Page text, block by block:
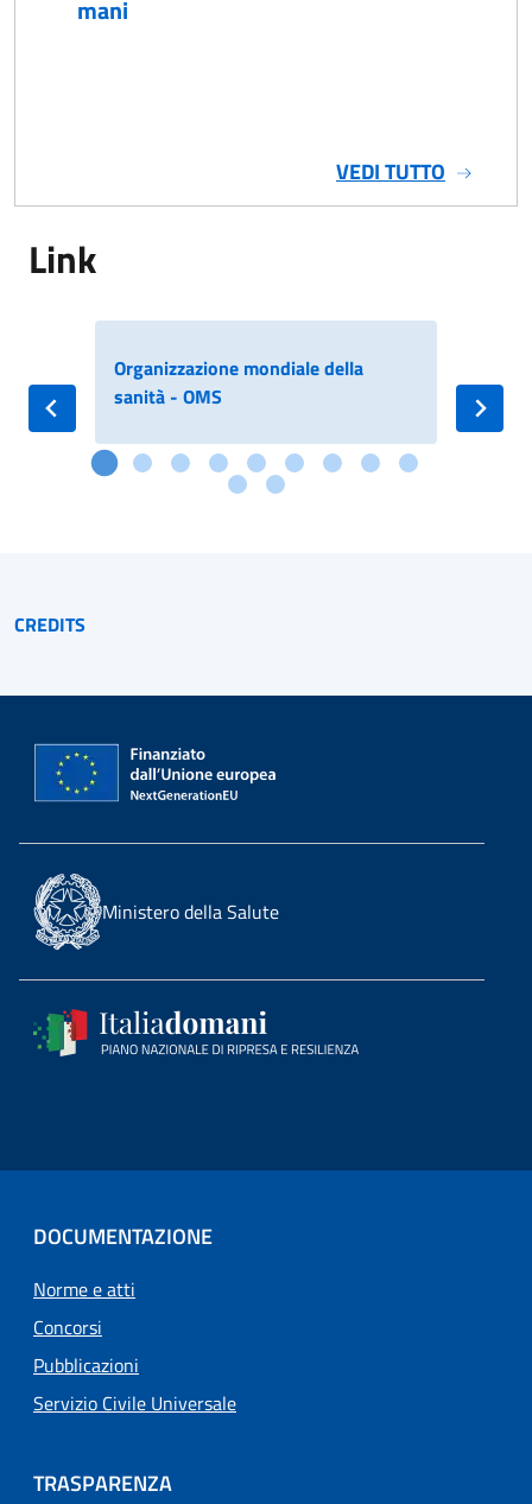
mani
VEDI TUTTO
Link
Organizzazione mondiale della
sanità - OMS
ECDC
CREDITS
Ministero della Salute
DOCUMENTAZIONE
Norme e atti
Concorsi
Pubblicazioni
Servizio Civile Universale
TRASPARENZA